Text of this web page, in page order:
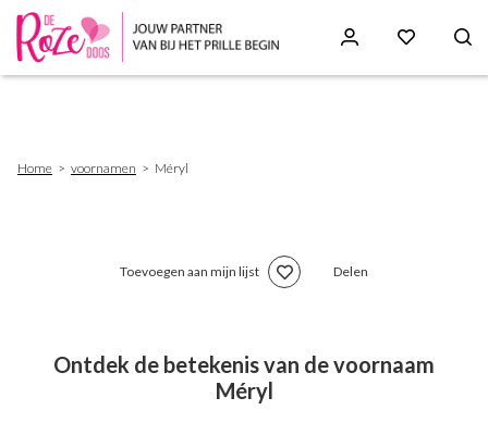
Home voornamen Méryl
Toevoegen aan mijn lijst Delen
Ontdek de betekenis van de voornaam
Méryl